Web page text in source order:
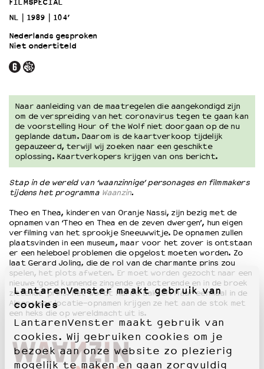
LantarenVenster maakt gebruik van
cookies
LantarenVenster maakt gebruik van
cookies. Wij gebruiken cookies om je
bezoek aan onze website zo plezierig
mogelijk te maken en gaan zorgvuldig
OVER LANTARENVENSTER
Wat we doen
Werken bij
Wie is wie
Historie
Partners
Huisregels
Privacyverklaring
Integriteits- en gedragscode
Culturele boycot Israël
FILMSPECIAL
NL
1989
104’
Nederlands gesproken
Niet ondertiteld
Naar aanleiding van de maatregelen die aangekondigd zijn
om de verspreiding van het coronavirus tegen te gaan kan
de voorstelling Hour of the Wolf niet doorgaan op de nu
geplande datum. Daarom is de kaartverkoop tijdelijk
gepauzeerd, terwijl wij zoeken naar een geschikte
oplossing. Kaartverkopers krijgen van ons bericht.
Stap in de wereld van ‘waanzinnige’ personages en filmmakers
tijdens het programma Waanzin.
Theo en Thea, kinderen van Oranje Nassi, zijn bezig met de
opnamen van ‘Theo en Thea en de zeven dwergen’, hun eigen
verfilming van het sprookje Sneeuwwitje. De opnamen zullen
plaatsvinden in een museum, maar voor het zover is ontstaan
er een heleboel problemen die opgelost moeten worden. Zo
laat Gerard Joling, die de rol van de charmante prins zou
spelen, het plots afweten. Er moet worden gezocht naar een
nieuwe ‘goed kunnende zingende en acterende en in de broek
zittende’ prins. Het wordt Marco Bakker. Maar eenmaal in de
Alpen voor locatie-opnamen krijgen ze het aan de stok met
een heks die op wereldmacht uit is.